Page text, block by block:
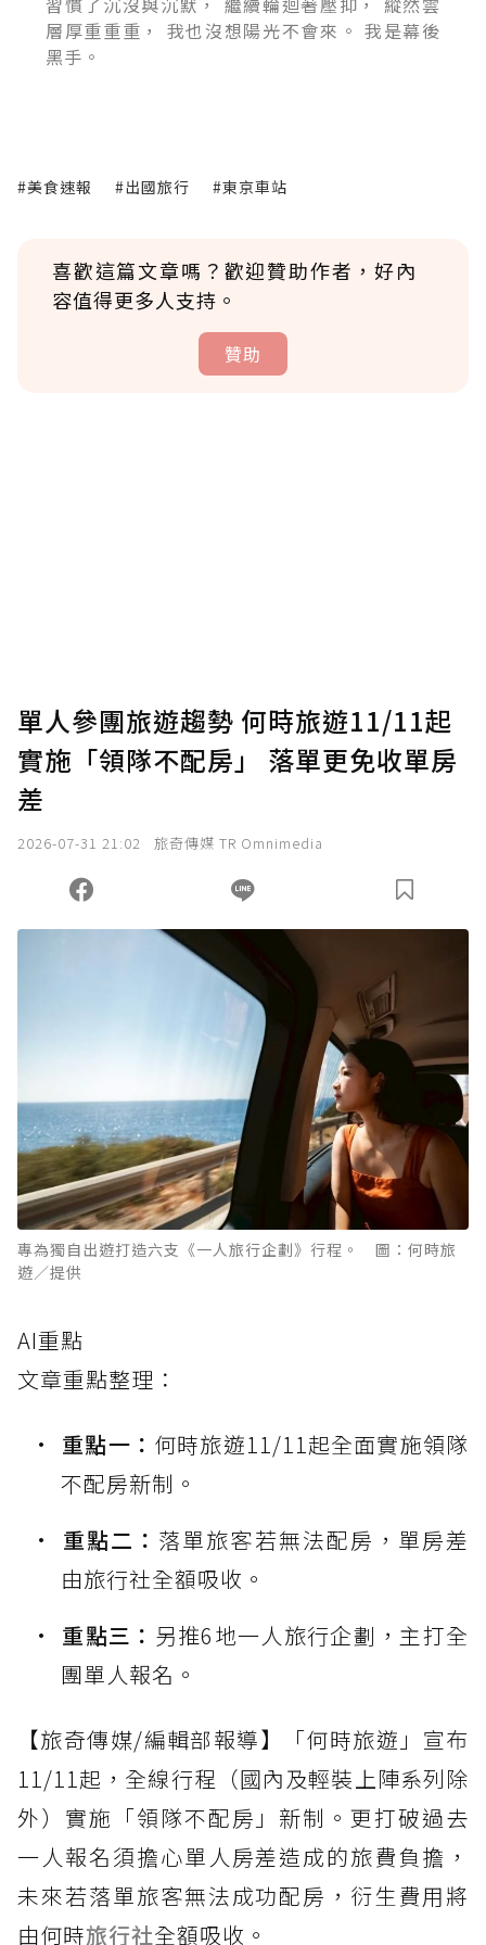
層厚重重重， 我也沒想陽光不會來。 我是幕後
黑手。
#美食速報 #出國旅行 #東京車站
喜歡這篇文章嗎？歡迎贊助作者，好內
容值得更多人支持。
贊助
確認送出
您當前剩餘 U 利點數：0點；前往 購買點數
單人參團旅遊趨勢 何時旅遊11/11起
實施「領隊不配房」 落單更免收單房
差
2026-07-31 21:02 旅奇傳媒 TR Omnimedia
專為獨自出遊打造六支《一人旅行企劃》行程。 圖：何時旅
遊／提供
AI重點
文章重點整理：
重點一： 何時旅遊11/11起全面實施領隊
不配房新制。
重點二： 落單旅客若無法配房，單房差
由旅行社全額吸收。
重點三： 另推6地一人旅行企劃，主打全
團單人報名。
【旅奇傳媒/編輯部報導】「何時旅遊」宣布
11/11起，全線行程（國內及輕裝上陣系列除
外）實施「領隊不配房」新制。更打破過去
一人報名須擔心單人房差造成的旅費負擔，
未來若落單旅客無法成功配房，衍生費用將
由何時旅行社全額吸收。